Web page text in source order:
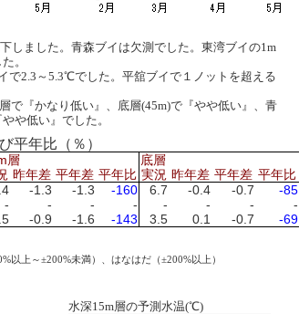
しました。青森ブイは欠測でした。東湾ブイの1m
。
で2.3～5.3℃でした。平舘ブイで１ノットを超える
で『かなり低い』、底層(45m)で『やや低い』、青
や低い』でした。
平年比（％）
層
底層
昨年差 平年差 平年比 実況 昨年差 平年差 平年比
-1.3 -1.3 -160 6.7 -0.4 -0.7
-85
- - - - - - -
-
-0.9 -1.6 -143 3.5 0.1 -0.7 -69
以上～±200%未満）、はなはだ（±200%以上）
水深15m層の予測水温(℃)